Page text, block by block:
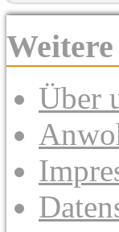
Über